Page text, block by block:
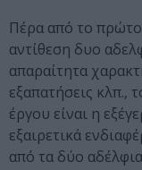
Πέρα από το
αντίθεση δυο
απαραίτητα
εξαπατήσεις κλπ.,
έργου είναι η
εξαιρετικά
από τα δύο